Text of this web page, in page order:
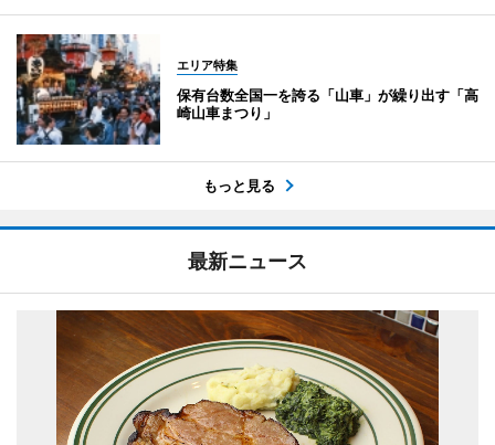
エリア特集
保有台数全国一を誇る「山車」が繰り出す「高
崎山車まつり」
もっと見る
最新ニュース